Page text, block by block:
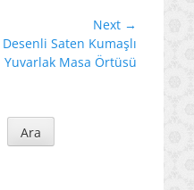
Next →
Next
post:
Desenli Saten Kumaşlı
Yuvarlak Masa Örtüsü
Ara